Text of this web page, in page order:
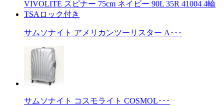
サムソナイト アメリカンツーリスター A･･･
サムソナイト コスモライト COSMOL･･･